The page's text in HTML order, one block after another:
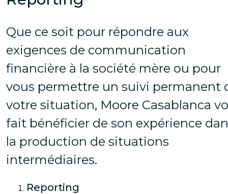
Que ce soit pour répondre aux
exigences de communication
financière à la société mère ou pour
vous permettre un suivi permanent
votre situation, Moore Casablanca
fait bénéficier de son expérience
la production de situations
intermédiaires.
Reporting